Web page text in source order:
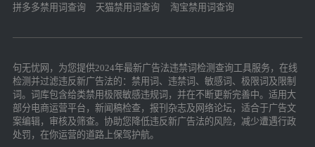
拼多多禁用词查询
天猫禁用词查询 淘宝禁用词查询
句无忧网，为您提供2024年最新广告法违禁词检测查询工具服务，在线
检测并过滤违反新广告法的：禁用词、违禁词、敏感词、极限词及限制
词。词库包含给类禁用极限敏感违规词，并在不断更新完善中。适用大
部分电商运营平台，新闻稿检查，报刊杂志及网络论坛，适合于广告文
案编辑，审核及筛查。协助您降低违反新广告法的风险，减少遭遇行政
处罚，在你运营的道路上保驾护航。